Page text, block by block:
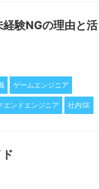
験NGの理由と活
ゲームエンジニア
エンドエンジニア 社内SE